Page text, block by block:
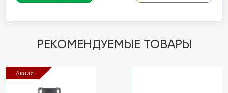
РЕКОМЕНДУЕМЫЕ ТОВАРЫ
Акция